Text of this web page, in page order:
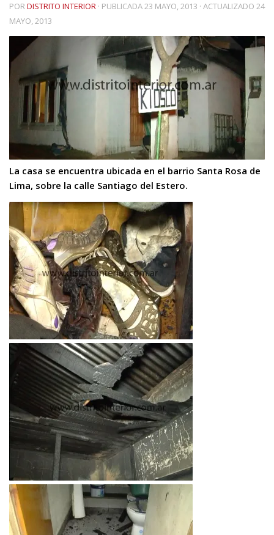
PORDISTRITO INTERIOR · PUBLICADA23 MAYO, 2013 · ACTUALIZADO 24
MAYO, 2013
La casa se encuentra ubicada en el barrio Santa Rosa de
Lima, sobre la calle Santiago del Estero.